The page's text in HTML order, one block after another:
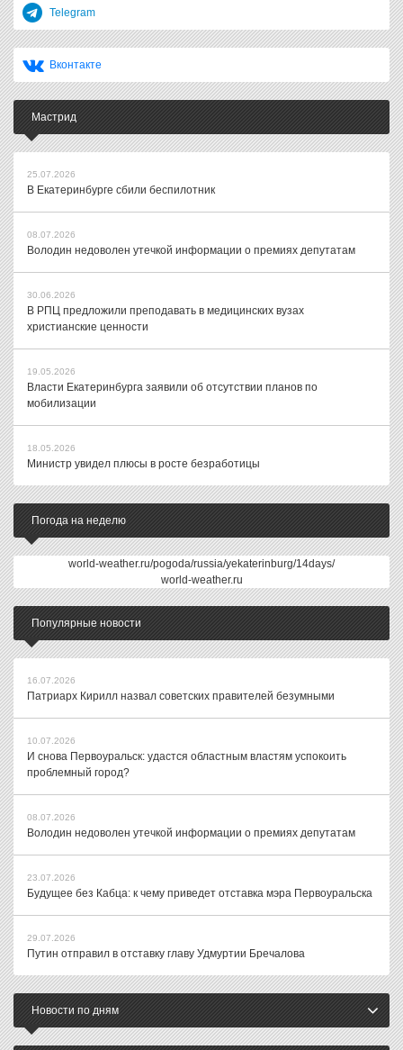
Telegram
Вконтакте
Мастрид
25.07.2026
В Екатеринбурге сбили беспилотник
08.07.2026
Володин недоволен утечкой информации о премиях депутатам
30.06.2026
В РПЦ предложили преподавать в медицинских вузах
христианские ценности
19.05.2026
Власти Екатеринбурга заявили об отсутствии планов по
мобилизации
18.05.2026
Министр увидел плюсы в росте безработицы
Погода на неделю
world-weather.ru/pogoda/russia/yekaterinburg/14days/
world-weather.ru
Популярные новости
16.07.2026
Патриарх Кирилл назвал советских правителей безумными
10.07.2026
И снова Первоуральск: удастся областным властям успокоить
проблемный город?
08.07.2026
Володин недоволен утечкой информации о премиях депутатам
23.07.2026
Будущее без Кабца: к чему приведет отставка мэра Первоуральска
29.07.2026
Путин отправил в отставку главу Удмуртии Бречалова
Новости по дням